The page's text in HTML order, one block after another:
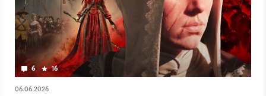
6 16
06.06.2026